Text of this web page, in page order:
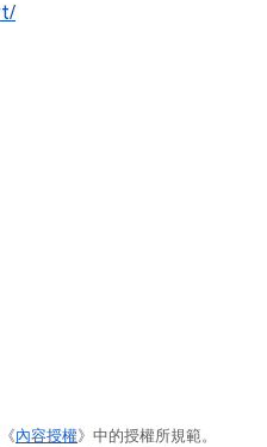
內容授權》中的授權所規範。